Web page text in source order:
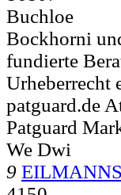
Buchloe
Bockhorni
fundierte
Urheberrecht
patguard.de
Patguard
We Dwi
9